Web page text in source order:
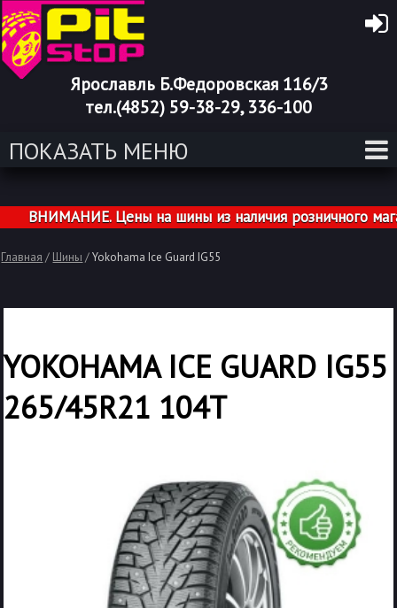
Ярославль Б.Федоровская 116/3
тел.(4852) 59-38-29, 336-100
ПОКАЗАТЬ МЕНЮ
ВНИМАНИЕ. Цены на шины из наличия розничного
Главная / Шины / Yokohama Ice Guard IG55
YOKOHAMA ICE GUARD IG55
265/45R21 104T